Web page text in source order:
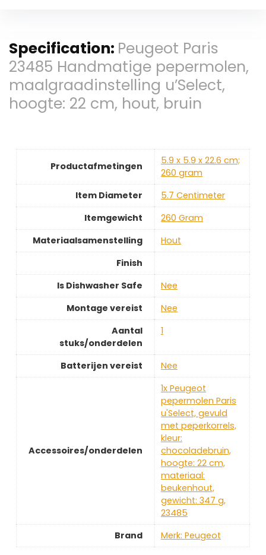
Specification: Peugeot Paris
23485 Handmatige pepermolen,
maalgraadinstelling u’Select,
hoogte: 22 cm, hout, bruin
Productafmetingen
‎5.9 x 5.9 x 22.6 cm;
260 gram
Item Diameter
‎5.7 Centimeter
Itemgewicht
‎260 Gram
Materiaalsamenstelling
‎Hout
Finish
Is Dishwasher Safe
‎Nee
Montage vereist
‎Nee
Aantal
stuks/onderdelen
‎1
Batterijen vereist ‎Nee
Accessoires/onderdelen
‎1x Peugeot
pepermolen Paris
u'Select, gevuld
met peperkorrels,
kleur:
chocoladebruin,
hoogte: 22 cm,
materiaal:
beukenhout,
gewicht: 347 g,
23485
Brand
Merk: Peugeot